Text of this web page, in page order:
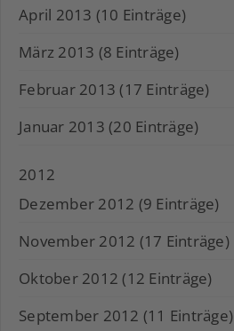
April 2013 (10 Einträge)
März 2013 (8 Einträge)
Februar 2013 (17 Einträge)
Januar 2013 (20 Einträge)
2012
Dezember 2012 (9 Einträge)
November 2012 (17 Einträge)
Oktober 2012 (12 Einträge)
September 2012 (11 Einträge)